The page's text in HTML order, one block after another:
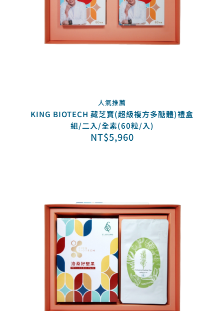
人氣推薦
KING BIOTECH 藏芝寶(超級複方多醣體)禮盒
組/二入/全素(60粒/入)
NT$5,960